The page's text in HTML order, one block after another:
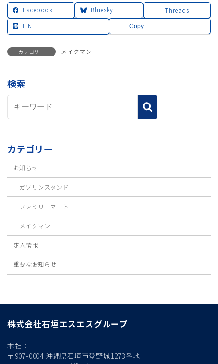
Facebook Bluesky
Threads
LINE
Copy
カテゴリー メイクマン
検索
カテゴリー
お知らせ
ガソリンスタンド
ファミリーマート
メイクマン
求人情報
重要なお知らせ
株式会社石垣エスエスグループ
本社：
〒907-0004 沖縄県石垣市登野城1273番地